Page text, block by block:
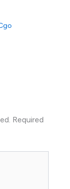
Required